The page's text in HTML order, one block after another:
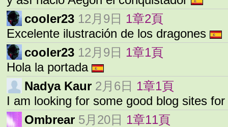
cooler23 12月9日 1章2頁
Excelente ilustración de los dragones
cooler23 12月9日 1章1頁
Hola la portada
Nadya Kaur 2月6日 1章1頁
I am looking for some good blog sites for
Ombrear 5月20日 1章11頁